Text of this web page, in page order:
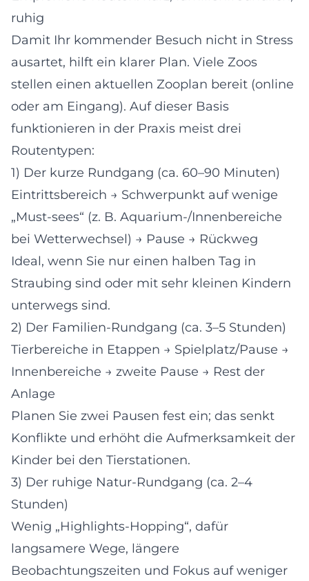
ruhig
Damit Ihr kommender Besuch nicht in Stress
ausartet, hilft ein klarer Plan. Viele Zoos
stellen einen aktuellen Zooplan bereit (online
oder am Eingang). Auf dieser Basis
funktionieren in der Praxis meist drei
Routentypen:
1) Der kurze Rundgang (ca. 60–90 Minuten)
Eintrittsbereich → Schwerpunkt auf wenige
„Must-sees“ (z. B. Aquarium-/Innenbereiche
bei Wetterwechsel) → Pause → Rückweg
Ideal, wenn Sie nur einen halben Tag in
Straubing sind oder mit sehr kleinen Kindern
unterwegs sind.
2) Der Familien-Rundgang (ca. 3–5 Stunden)
Tierbereiche in Etappen → Spielplatz/Pause →
Innenbereiche → zweite Pause → Rest der
Anlage
Planen Sie zwei Pausen fest ein; das senkt
Konflikte und erhöht die Aufmerksamkeit der
Kinder bei den Tierstationen.
3) Der ruhige Natur-Rundgang (ca. 2–4
Stunden)
Wenig „Highlights-Hopping“, dafür
langsamere Wege, längere
Beobachtungszeiten und Fokus auf weniger